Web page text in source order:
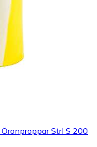
Strl S 200